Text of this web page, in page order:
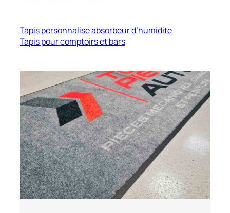
Tapis personnalisé absorbeur d’humidité
Tapis pour comptoirs et bars